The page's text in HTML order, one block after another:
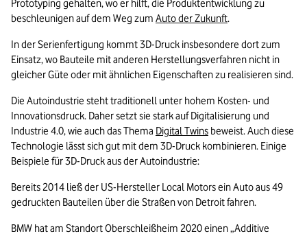
Prototyping gehalten, wo er hilft, die Produktentwicklung zu
beschleunigen auf dem Weg zum Auto der Zukunft.
In der Serienfertigung kommt 3D-Druck insbesondere dort zum
Einsatz, wo Bauteile mit anderen Herstellungsverfahren nicht in
gleicher Güte oder mit ähnlichen Eigenschaften zu realisieren sind.
Die Autoindustrie steht traditionell unter hohem Kosten- und
Innovationsdruck. Daher setzt sie stark auf Digitalisierung und
Industrie 4.0, wie auch das Thema Digital Twins beweist. Auch diese
Technologie lässt sich gut mit dem 3D-Druck kombinieren. Einige
Beispiele für 3D-Druck aus der Autoindustrie:
Bereits 2014 ließ der US-Hersteller Local Motors ein Auto aus 49
gedruckten Bauteilen über die Straßen von Detroit fahren.
BMW hat am Standort Oberschleißheim 2020 einen „Additive